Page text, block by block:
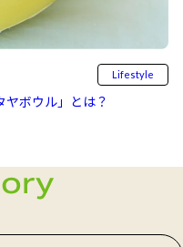
Lifestyle
ヤボウル」とは？